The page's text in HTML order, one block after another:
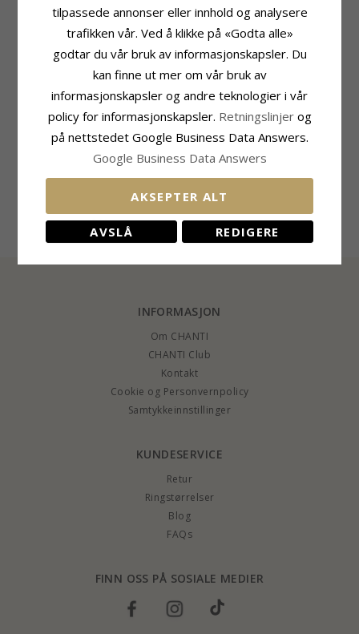
Produktinformasjon
Langt
Anheng:Anheng
Edelmetall: Hvitt Gull
Karat:
Overflate: Blank
Stein
Sliping:Briljantslipt
Stein: Diamant
Diamantfarge: Wesselton
Diamantklarhet:
SI
Karat:0,923
Venezia Max:
INFORMASJON
Om CHANTI
CHANTI Club
Kontakt
Cookie og Personvernpolicy
Samtykkeinnstillinger
KUNDESERVICE
Retur
Ringstørrelser
Blog
FAQs
FINN OSS PÅ SOSIALE MEDIER
tilpassede annonser eller innhold og analysere
trafikken vår. Ved å klikke på «Godta alle»
godtar du vår bruk av informasjonskapsler. Du
kan finne ut mer om vår bruk av
informasjonskapsler og andre teknologier i vår
policy for informasjonskapsler. Retningslinjer og
på nettstedet Google Business Data Answers.
Google Business Data Answers
AKSEPTER ALT
AVSLÅ REDIGERE